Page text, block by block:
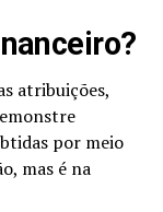
atribuições,
por meio
mas é na